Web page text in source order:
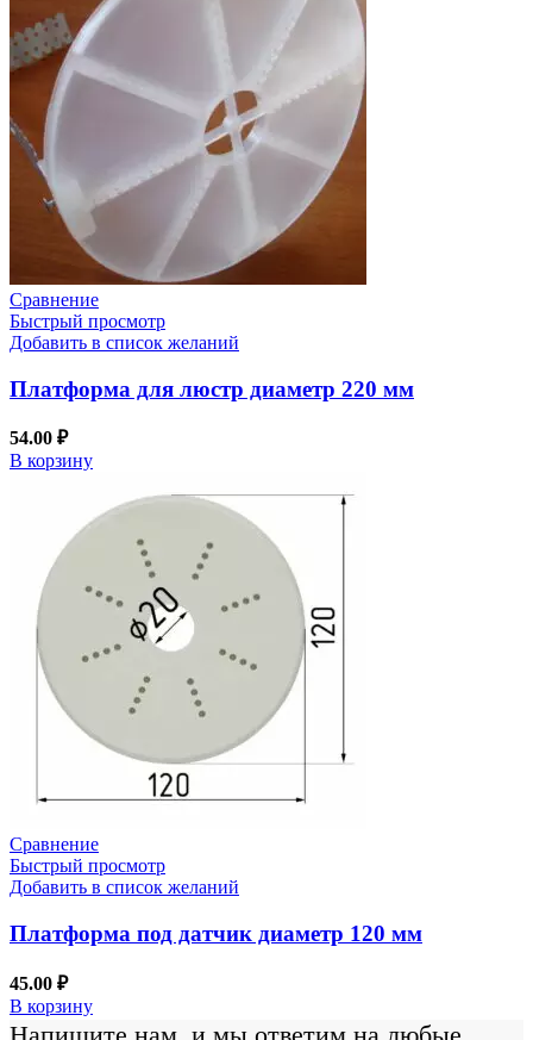
Сравнение
Быстрый просмотр
Добавить в список желаний
Платформа для люстр диаметр 220 мм
54.00 ₽
В корзину
Сравнение
Быстрый просмотр
Добавить в список желаний
Платформа под датчик диаметр 120 мм
45.00 ₽
В корзину